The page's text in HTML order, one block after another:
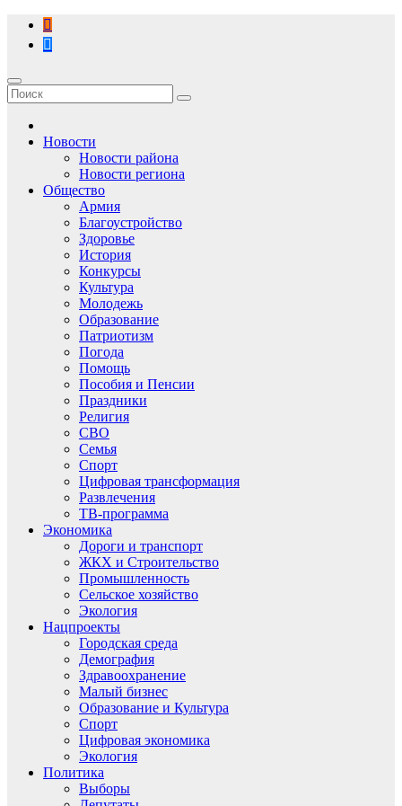
Перейти
содержимому
Новости
Новости района
Новости региона
Общество
Армия
Благоустройство
Здоровье
История
Конкурсы
Культура
Молодежь
Образование
Патриотизм
Погода
Помощь
Пособия и Пенсии
Праздники
Религия
СВО
Семья
Спорт
Цифровая трансформация
Развлечения
ТВ-программа
Экономика
Дороги и транспорт
ЖКХ и Строительство
Промышленность
Сельское хозяйство
Экология
Нацпроекты
Городская среда
Демография
Здравоохранение
Малый бизнес
Образование и Культура
Спорт
Цифровая экономика
Экология
Политика
Выборы